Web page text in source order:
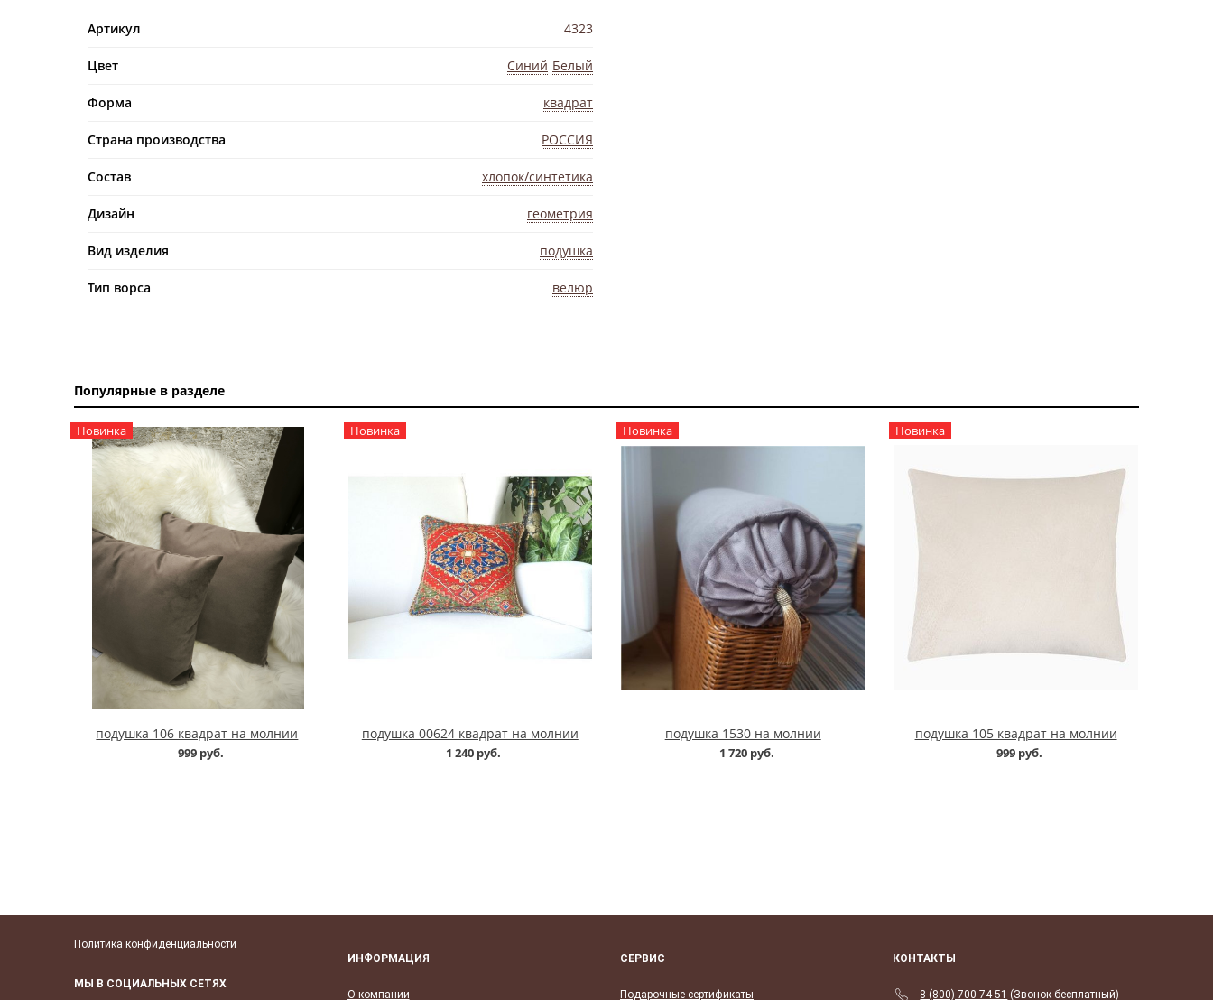
Артикул 4323
Цвет Белый
Синий
Форма квадрат
Страна производства РОССИЯ
Состав хлопок/синтетика
Дизайн геометрия
Вид изделия подушка
Тип ворса велюр
Популярные в разделе
Новинка
подушка 106 квадрат на молнии
999 руб.
Новинка
подушка 00624 квадрат на молнии
1 240 руб.
Новинка
подушка 1530 на молнии
1 720 руб.
Новинка
подушка 105 квадрат на молнии
999 руб.
Политика конфиденциальности
МЫ В СОЦИАЛЬНЫХ СЕТЯХ
ИНФОРМАЦИЯ
О компании
СЕРВИС
Подарочные сертификаты
КОНТАКТЫ
8 (800) 700-74-51 (Звонок бесплатный)